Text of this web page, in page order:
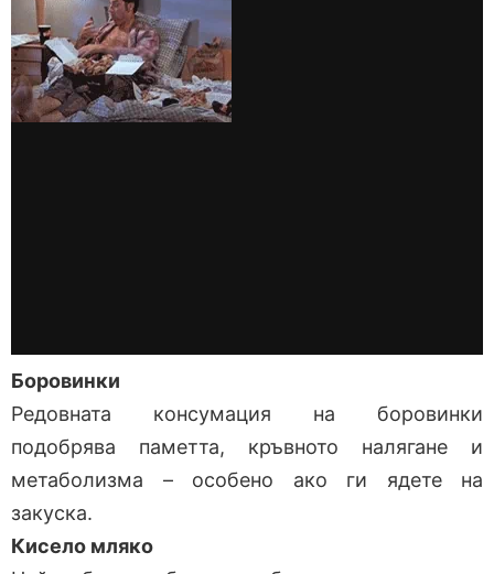
Боровинки
Редовната консумация на боровинки
подобрява паметта, кръвното налягане и
метаболизма – особено ако ги ядете на
закуска.
Кисело мляко